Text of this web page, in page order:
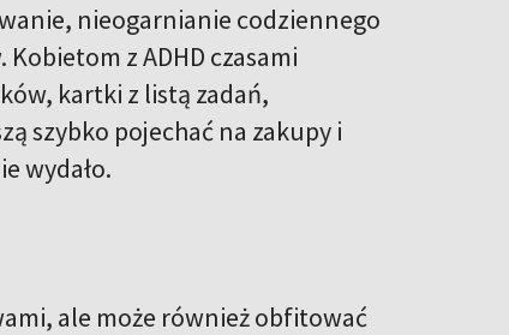
nieogarnianie codziennego
z ADHD czasami
kartki z listą zadań,
szybko pojechać na zakupy i
wydało.
ale może również obfitować